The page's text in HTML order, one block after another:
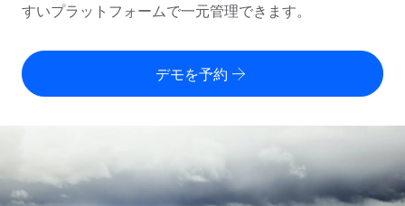
グローバル展開をコストをかけずに実現
Contractor of Record
世界中の契約社員と法令を遵守して契約
複雑な雇用関連業務を外部委託
/国別のグローバル雇用支援を検索する
Remoteを他社と比較
成長の段階
従業員コスト計算ツール
グローバルな契約社員向けに、通貨オプションと支払スピー
ドを確認する
ログイン
すいプラットフォームで一元管理できます。
デモを予約